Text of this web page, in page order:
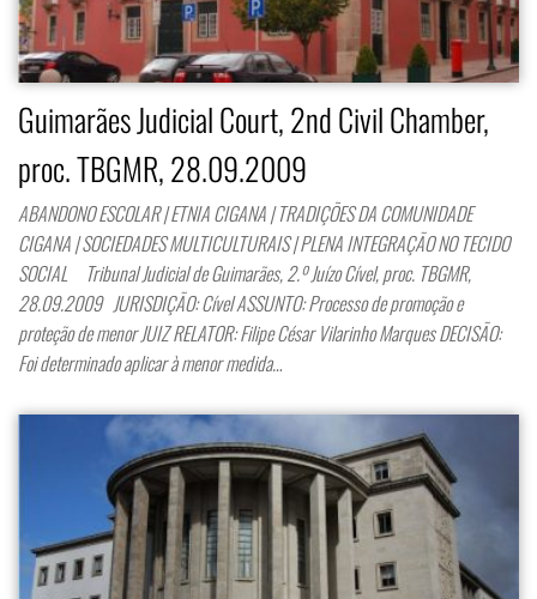
Guimarães Judicial Court, 2nd Civil Chamber,
proc. TBGMR, 28.09.2009
ABANDONO ESCOLAR | ETNIA CIGANA | TRADIÇÕES DA COMUNIDADE
CIGANA | SOCIEDADES MULTICULTURAIS | PLENA INTEGRAÇÃO NO TECIDO
SOCIAL Tribunal Judicial de Guimarães, 2.º Juízo Cível, proc. TBGMR,
28.09.2009 JURISDIÇÃO: Cível ASSUNTO: Processo de promoção e
proteção de menor JUIZ RELATOR: Filipe César Vilarinho Marques DECISÃO:
Foi determinado aplicar à menor medida…